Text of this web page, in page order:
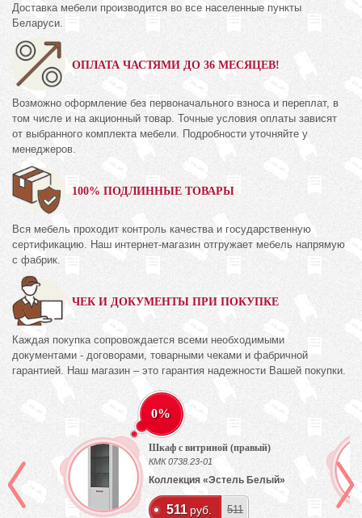
Доставка мебели производится во все населенные пункты
Беларуси.
ОПЛАТА ЧАСТЯМИ ДО 36 МЕСЯЦЕВ!
Возможно оформление без первоначального взноса и переплат, в
том числе и на акционный товар. Точные условия оплаты зависят
от выбранного комплекта мебели. Подробности уточняйте у
менеджеров.
100% ПОДЛИННЫЕ ТОВАРЫ
Вся мебель проходит контроль качества и государственную
сертификацию. Наш интернет-магазин отгружает мебель напрямую
с фабрик.
ЧЕК И ДОКУМЕНТЫ ПРИ ПОКУПКЕ
Каждая покупка сопровождается всеми необходимыми
документами - договорами, товарными чеками и фабричной
гарантией. Наш магазин – это гарантия надежности Вашей покупки.
0%
Шкаф с витриной (правый)
КМК 0738.23-01
Коллекция «Эстель Белый»
511 руб. 511